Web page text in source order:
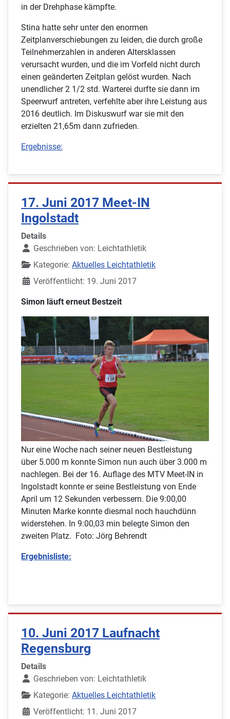
in der Drehphase kämpfte.
Stina hatte sehr unter den enormen
Zeitplanverschiebungen zu leiden, die durch große
Teilnehmerzahlen in anderen Altersklassen
verursacht wurden, und die im Vorfeld nicht durch
einen geänderten Zeitplan gelöst wurden. Nach
unendlicher 2 1/2 std. Warterei durfte sie dann im
Speerwurf antreten, verfehlte aber ihre Leistung aus
2016 deutlich. Im Diskuswurf war sie mit den
erzielten 21,65m dann zufrieden.
Ergebnisse:
17. Juni 2017 Meet-IN
Ingolstadt
Details
Geschrieben von: Leichtathletik
Kategorie: Aktuelles Leichtathletik
Veröffentlicht: 19. Juni 2017
Simon läuft erneut Bestzeit
Nur eine Woche nach seiner neuen Bestleistung
über 5.000 m konnte Simon nun auch über 3.000 m
nachlegen. Bei der 16. Auflage des MTV Meet-IN in
Ingolstadt konnte er seine Bestleistung von Ende
April um 12 Sekunden verbessern. Die 9:00,00
Minuten Marke konnte diesmal noch hauchdünn
widerstehen. In 9:00,03 min belegte Simon den
zweiten Platz. Foto: Jörg Behrendt
Ergebnisliste:
10. Juni 2017 Laufnacht
Regensburg
Details
Geschrieben von: Leichtathletik
Kategorie: Aktuelles Leichtathletik
Veröffentlicht: 11. Juni 2017